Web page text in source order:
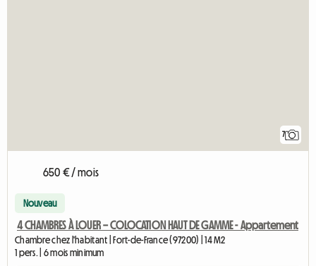
7
650 € / mois
Nouveau
4 CHAMBRES À LOUER – COLOCATION HAUT DE GAMME - Appartement
Chambre chez l'habitant | Fort-de-France (97200) | 14 M2
1 pers. | 6 mois minimum